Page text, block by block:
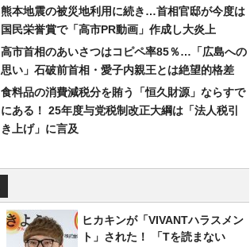
熊本地震の被災地利用に続き…首相官邸が今度は
国民栄誉賞で「高市PR動画」作成し大炎上
高市首相のあいさつはコピペ率85％…「広島への
思い」石破前首相・愛子内親王とは絶望的格差
食料品の消費減税分を賄う「恒久財源」ならすで
にある！ 25年度与党税制改正大綱は「法人税引
き上げ」に言及
ヒカキンが「VIVANTハラスメン
ト」された！ 「Tを読まない